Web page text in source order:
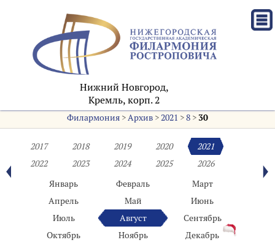
Нижний Новгород,
Кремль, корп. 2
Филармония>Архив>2021 >8> 30
2017 2018 2019 2020
2021
2022
2023 2024 2025
2026
Январь
Февраль
Март
Апрель
Май
Июнь
Июль
Август
Сентябрь
Октябрь
Ноябрь
Декабрь